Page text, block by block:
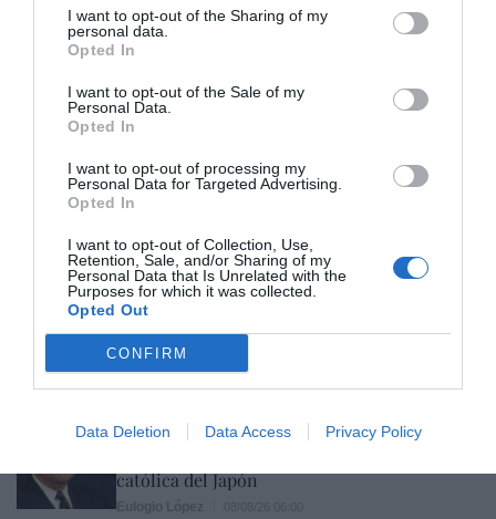
I want to opt-out of the Sharing of my
personal data.
Opted In
I want to opt-out of the Sale of my
Personal Data.
Opted In
I want to opt-out of processing my
Personal Data for Targeted Advertising.
Opted In
I want to opt-out of Collection, Use,
Retention, Sale, and/or Sharing of my
Personal Data that Is Unrelated with the
Purposes for which it was collected.
Opted Out
CONFIRM
Data Deletion Data Access Privacy Policy
SOCIEDAD
La batalla no es solo “híbrida” ni
Virgen
Gabriel Galdón
Eslovaquia no admite el gaymonio...
bendecido en otros miembros de la Unión
Eulogio López 08/08/26 06:00
ECONOMÍA
Seamos más responsables: no siempre el
banco tiene la culpa
08/08/26 06:00
La bomba de Hiroshima no perseguía a
católica del Japón